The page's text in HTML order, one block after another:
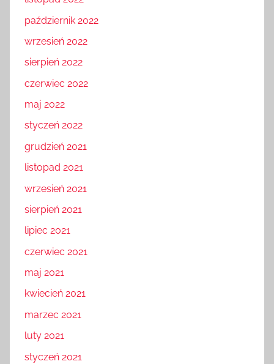
październik 2022
wrzesień 2022
sierpień 2022
czerwiec 2022
maj 2022
styczeń 2022
grudzień 2021
listopad 2021
wrzesień 2021
sierpień 2021
lipiec 2021
czerwiec 2021
maj 2021
kwiecień 2021
marzec 2021
luty 2021
styczeń 2021